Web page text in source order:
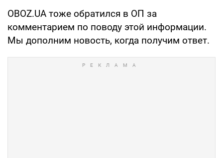
OBOZ.UA тоже обратился в ОП за
комментарием по поводу этой информации.
Мы дополним новость, когда получим ответ.